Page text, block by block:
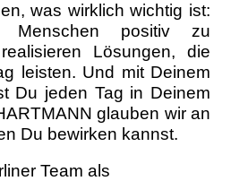
was wirklich wichtig ist:
positiv zu
Lösungen, die
leisten. Und mit Deinem
Du jeden Tag in Deinem
glauben wir an
Du bewirken kannst.
Team als